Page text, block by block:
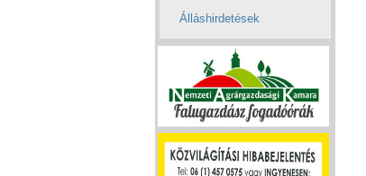
Álláshirdetések